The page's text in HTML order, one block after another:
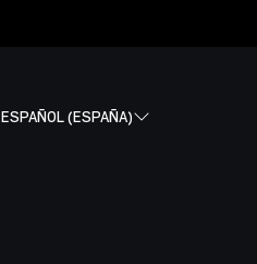
ESPAÑOL (ESPAÑA)